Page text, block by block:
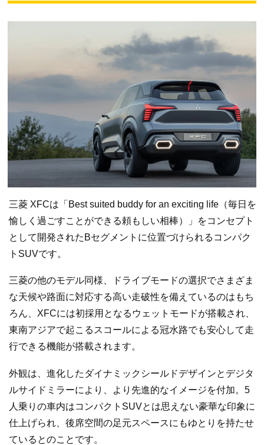
三菱 XFCは「Best suited buddy for an exciting life（毎日を
愉しく過ごすことができる頼もしい相棒）」をコンセプト
として開発されたBセグメントに位置づけられるコンパク
トSUVです。
三菱の他のモデル同様、ドライブモードの選択でさまざま
な天候や路面に対応する高い走破性を備えているのはもち
ろん、XFCには初採用となるウェットモードが搭載され、
東南アジアで起こるスコールによる冠水路でも安心して走
行できる機能が搭載されます。
外観は、進化したダイナミックシールドデザインとデジタ
ルサイドミラーにより、より先進的なイメージを付加。5
人乗りの車内はコンパクトSUVとは思えない豪華な印象に
仕上げられ、後席空間の足元スペースにもゆとりを持たせ
ているとのことです。